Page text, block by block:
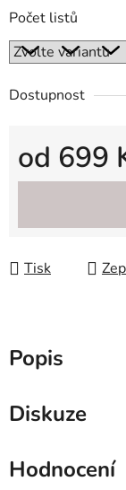
Počet listů
Dostupnost
od 699
Měrná cena:
Tisk
Popis
Diskuze
Hodnocení